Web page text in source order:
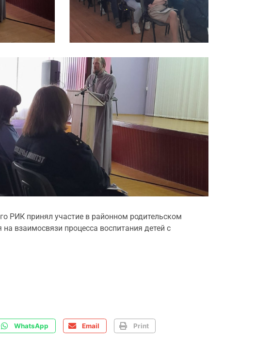
РИК принял участие в районном родительском
взаимосвязи процесса воспитания детей с
WhatsApp Email Print